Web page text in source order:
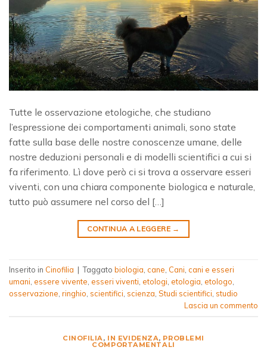
Tutte le osservazione etologiche, che studiano
l’espressione dei comportamenti animali, sono state
fatte sulla base delle nostre conoscenze umane, delle
nostre deduzioni personali e di modelli scientifici a cui si
fa riferimento. Lì dove però ci si trova a osservare esseri
viventi, con una chiara componente biologica e naturale,
tutto può assumere nel corso del […]
CONTINUA A LEGGERE →
Inserito in Cinofilia | Taggato biologia, cane, Cani, cani e esseri
umani, essere vivente, esseri viventi, etologi, etologia, etologo,
osservazione, ringhio, scientifici, scienza, Studi scientifici, studio
Lascia un commento
CINOFILIA, IN EVIDENZA, PROBLEMI
COMPORTAMENTALI